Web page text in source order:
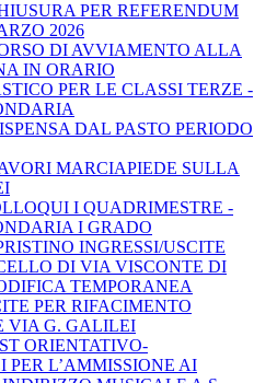
PER REFERENDUM
2026
DI AVVIAMENTO ALLA
IN ORARIO
PER LE CLASSI TERZE -
DAL PASTO PERIODO
MARCIAPIEDE SULLA
I QUADRIMESTRE -
I GRADO
INGRESSI/USCITE
DI VIA VISCONTE DI
TEMPORANEA
PER RIFACIMENTO
VIA G. GALILEI
ORIENTATIVO-
L’AMMISSIONE AI